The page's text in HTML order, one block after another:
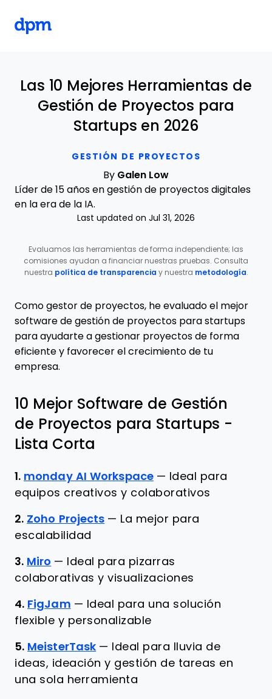
GESTIÓN DE PROYECTOS
Las 10 Mejores Herramientas de
Gestión de Proyectos para
Startups en 2026
By Galen Low
Líder de 15 años en gestión de proyectos digitales
en la era de la IA.
Last updated on Jul 31, 2026
Evaluamos las herramientas de forma independiente; las
comisiones ayudan a financiar nuestras pruebas. Consulta
nuestra política de transparencia y nuestra metodología.
Como gestor de proyectos, he evaluado el mejor
software de gestión de proyectos para startups
para ayudarte a gestionar proyectos de forma
eficiente y favorecer el crecimiento de tu
empresa.
10 Mejor Software de Gestión
de Proyectos para Startups -
Lista Corta
1. monday AI Workspace — Ideal para
equipos creativos y colaborativos
2. Zoho Projects — La mejor para
escalabilidad
3. Miro —
Ideal para pizarras
colaborativas y visualizaciones
4. FigJam — Ideal para una solución
flexible y personalizable
5. MeisterTask —
Ideal para lluvia de
ideas, ideación y gestión de tareas en
una sola herramienta